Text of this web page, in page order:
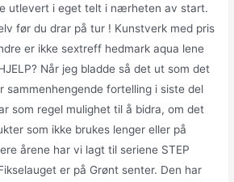
utlevert i eget telt i nærheten av start.
før du drar på tur ! Kunstverk med pris
er ikke sextreff hedmark aqua lene
Når jeg bladde så det ut som det
sammenhengende fortelling i siste del
som regel mulighet til å bidra, om det
som ikke brukes lenger eller på
årene har vi lagt til seriene STEP
er på Grønt senter. Den har